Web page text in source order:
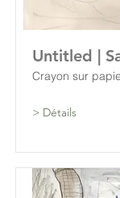
Untitled |
Crayon sur
> Détails